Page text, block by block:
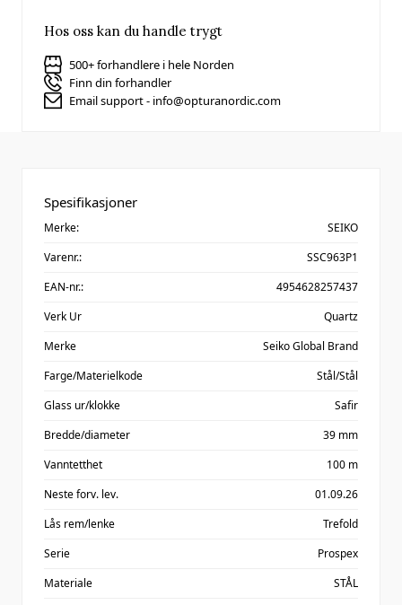
Hos oss kan du handle trygt
500+ forhandlere i hele Norden
Finn din forhandler
Email support - info@opturanordic.com
Spesifikasjoner
Merke:
SEIKO
Varenr.:
SSC963P1
EAN-nr.:
4954628257437
Verk Ur
Quartz
Merke
Seiko Global Brand
Farge/Materielkode
Stål/Stål
Glass ur/klokke
Safir
Bredde/diameter
39 mm
Vanntetthet
100 m
Neste forv. lev.
01.09.26
Lås rem/lenke
Trefold
Serie
Prospex
Materiale
STÅL